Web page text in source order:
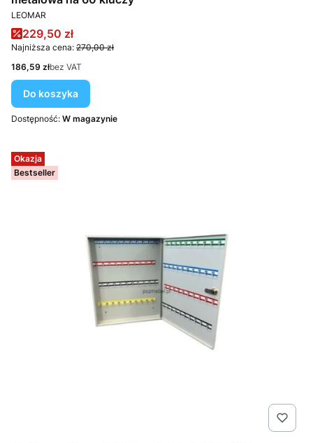
PRODUCENT
LEOMAR
Cena promocyjna
229,50 zł
Najniższa cena: 270,00 zł
Cena
186,59 złbez VAT
Do koszyka
Dostępność: W magazynie
Okazja
Bestseller